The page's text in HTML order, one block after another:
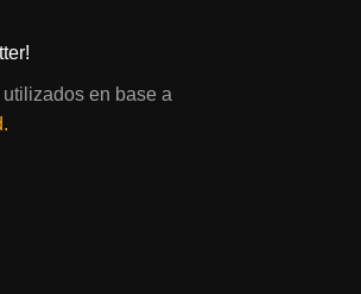
en base a